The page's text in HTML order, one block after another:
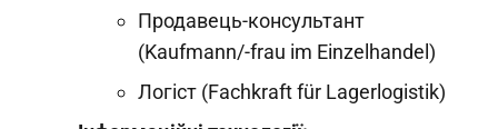
Продавець-консультант
(Kaufmann/-frau im Einzelhandel)
Логіст (Fachkraft für Lagerlogistik)